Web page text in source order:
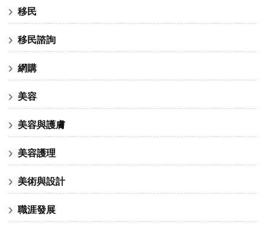
移民
移民諮詢
網購
美容
美容與護膚
美容護理
美術與設計
職涯發展